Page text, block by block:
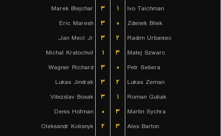
Marek Blejchar
۳ ۱
Ivo Taichman
Eric Maresh
۳ ۰
Zdenek Bilek
Jan Mecl Jr.
۳ ۲
Radim Urbaniec
Michal Kratochvil
۱ ۳
Matej Szwarc
Wagner Richard
۳ ۰
Petr Sebera
Lukas Jindrak
۳ ۲
Lukas Zeman
Vitezslav Bosak
۳ ۱
Roman Guliak
Denis Hofman
۰ ۳
Martin Sychra
Oleksandr Kolisnyk
۲ ۳
Ales Barton